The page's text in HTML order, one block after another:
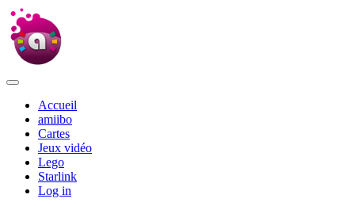
Accueil
amiibo
Cartes
Jeux vidéo
Lego
Starlink
Log in